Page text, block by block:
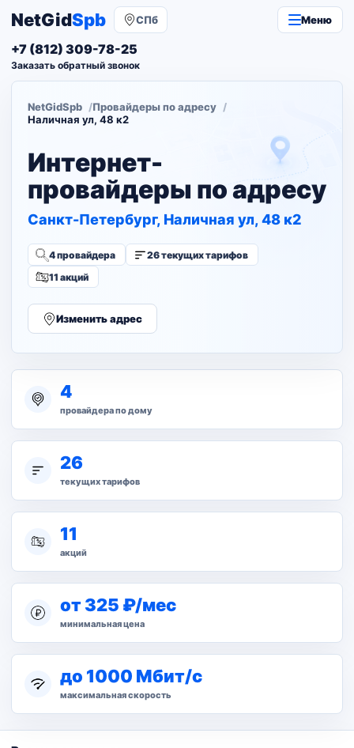
NetGidSpb СПб Меню
+7 (812) 309-78-25
Заказать обратный звонок
NetGidSpb
Провайдеры по адресу
Наличная ул, 48 к2
Интернет-
провайдеры по адресу
Санкт-Петербург, Наличная ул, 48 к2
4 провайдера
26 текущих тарифов
11 акций
Изменить адрес
4
провайдера по дому
26
текущих тарифов
11
акций
от 325 ₽/мес
минимальная цена
до 1000 Мбит/с
максимальная скорость